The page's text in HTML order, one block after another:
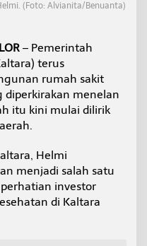
(Foto: Alvianita/Benuanta)
– Pemerintah
terus
rumah sakit
diperkirakan menelan
itu kini mulai dilirik
Helmi
menjadi salah satu
investor
di Kaltara